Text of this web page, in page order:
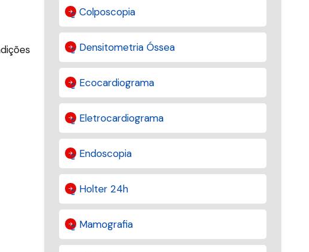
Colposcopia
Densitometria Óssea
Ecocardiograma
Eletrocardiograma
Endoscopia
Holter 24h
Mamografia